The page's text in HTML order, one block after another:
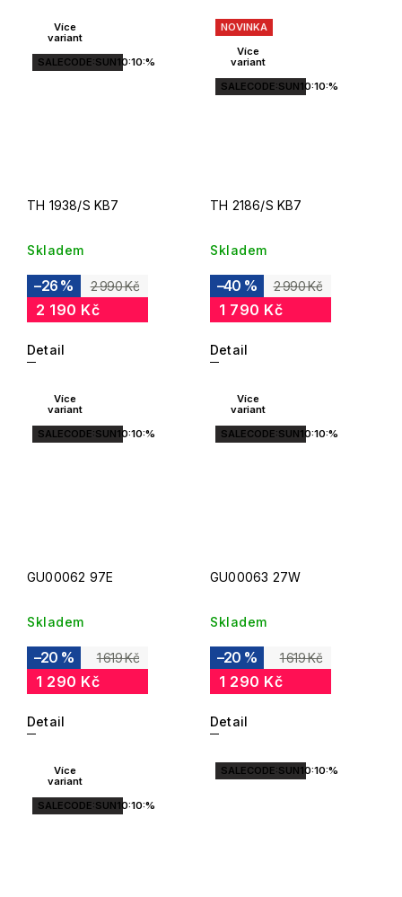
Více
variant
SALECODE:SUN10:10:%
TH 1938/S KB7
Skladem
2 990 Kč
–26 %
2 190 Kč
Detail
NOVINKA
Více
variant
SALECODE:SUN10:10:%
TH 2186/S KB7
Skladem
2 990 Kč
–40 %
1 790 Kč
Detail
Více
variant
SALECODE:SUN10:10:%
GU00062 97E
Skladem
1 619 Kč
–20 %
1 290 Kč
Detail
Více
variant
SALECODE:SUN10:10:%
GU00063 27W
Skladem
1 619 Kč
–20 %
1 290 Kč
Detail
Více
variant
SALECODE:SUN10:10:%
SALECODE:SUN10:10:%